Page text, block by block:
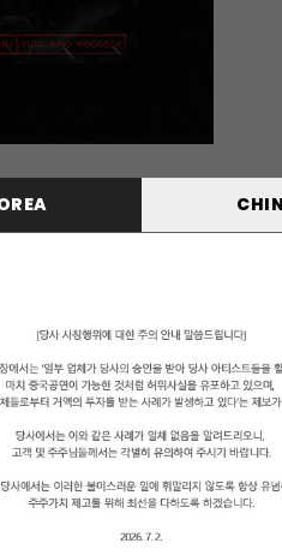
음악 스펙트럼을 선보이며 K-POP
한 번 음악적 입지를 다진다.
‘Baby I Love You’ 등 직접 작사
지털 싱글 [Cerberus]는 이런 세 사
으로 탄생했다.
의 머리를 가진 괴물을 연상시킴과
다는 의미를 내포했다.
곡 ‘Cerberus (Song By 유토, 키
의 스타일과는 또 다른 색깔의 음
글 [Cerberus]
.